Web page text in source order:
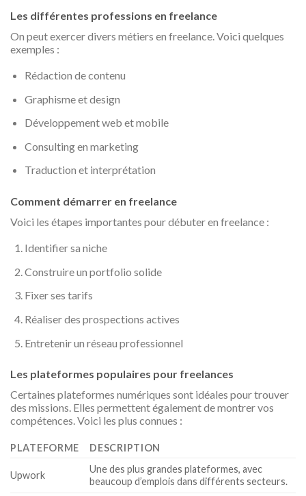
Les différentes professions en freelance
On peut exercer divers métiers en freelance. Voici quelques
exemples :
Rédaction de contenu
Graphisme et design
Développement web et mobile
Consulting en marketing
Traduction et interprétation
Comment démarrer en freelance
Voici les étapes importantes pour débuter en freelance :
Identifier sa niche
Construire un portfolio solide
Fixer ses tarifs
Réaliser des prospections actives
Entretenir un réseau professionnel
Les plateformes populaires pour freelances
Certaines plateformes numériques sont idéales pour trouver
des missions. Elles permettent également de montrer vos
compétences. Voici les plus connues :
PLATEFORME DESCRIPTION
Upwork
Une des plus grandes plateformes, avec
beaucoup d’emplois dans différents secteurs.